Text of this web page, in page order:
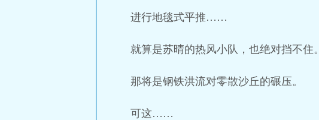
进行地毯式平推……
就算是苏晴的热风小队，也绝对挡不住。
那将是钢铁洪流对零散沙丘的碾压。
可这……